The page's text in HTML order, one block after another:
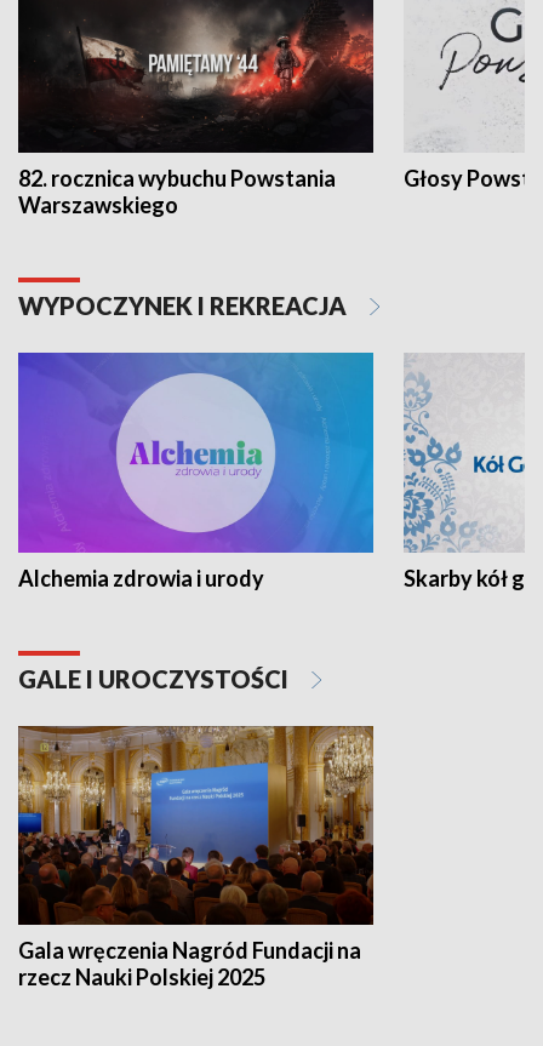
82. rocznica wybuchu Powstania
Warszawskiego
Głosy
WYPOCZYNEK I REKREACJA
Alchemia zdrowia i urody Skarby kół
GALE I UROCZYSTOŚCI
Gala wręczenia Nagród Fundacji na
rzecz Nauki Polskiej 2025